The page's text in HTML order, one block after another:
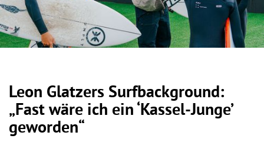
Leon Glatzers Surfbackground:
„Fast wäre ich ein ‘Kassel-Junge’
geworden“